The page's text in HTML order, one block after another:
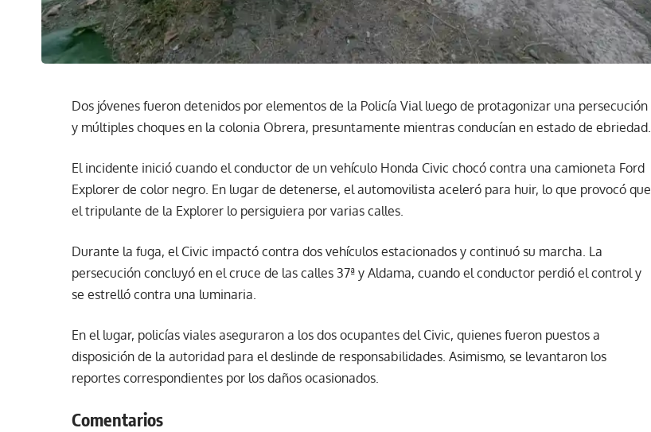
Dos jóvenes fueron detenidos por elementos de la Policía Vial luego de protagonizar una persecución
y múltiples choques en la colonia Obrera, presuntamente mientras conducían en estado de ebriedad.
El incidente inició cuando el conductor de un vehículo Honda Civic chocó contra una camioneta Ford
Explorer de color negro. En lugar de detenerse, el automovilista aceleró para huir, lo que provocó que
el tripulante de la Explorer lo persiguiera por varias calles.
Durante la fuga, el Civic impactó contra dos vehículos estacionados y continuó su marcha. La
persecución concluyó en el cruce de las calles 37ª y Aldama, cuando el conductor perdió el control y
se estrelló contra una luminaria.
En el lugar, policías viales aseguraron a los dos ocupantes del Civic, quienes fueron puestos a
disposición de la autoridad para el deslinde de responsabilidades. Asimismo, se levantaron los
reportes correspondientes por los daños ocasionados.
Comentarios